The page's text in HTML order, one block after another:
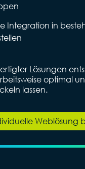
Integration in
Lösungen
optimal
lassen.
Weblösung